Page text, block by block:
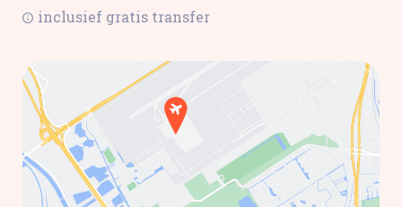
inclusief gratis transfer